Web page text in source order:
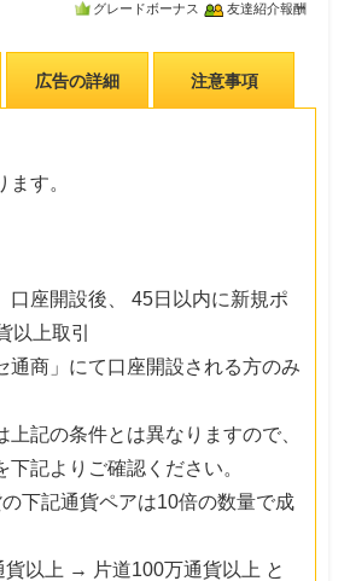
グレードボーナス 友達紹介報酬
広告の詳細 注意事項
す。
口座開設後、 45日以内に新規ポ
以上取引
商」にて口座開設される方のみ
記の条件とは異なりますので、
下記よりご確認ください。
下記通貨ペアは10倍の数量で成
以上 → 片道100万通貨以上 と